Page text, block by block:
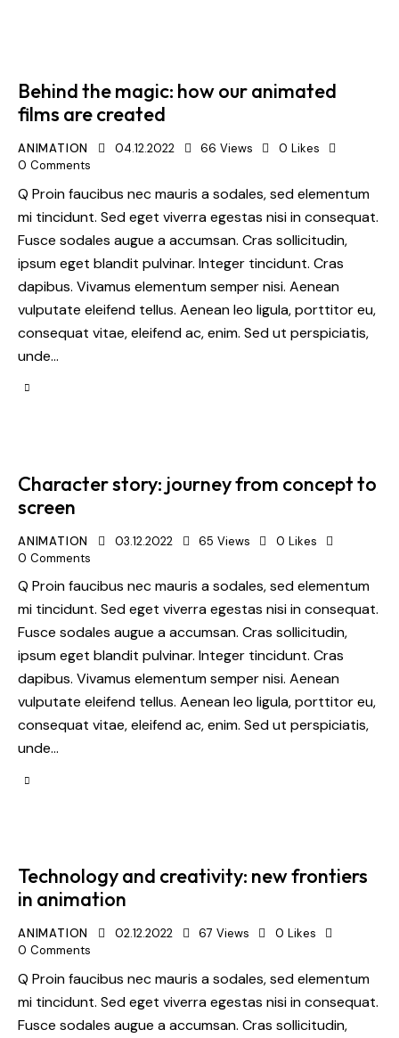
Behind the magic: how our animated
films are created
ANIMATION 04.12.2022 66 Views 0 Likes
0 Comments
Q Proin faucibus nec mauris a sodales, sed elementum
mi tincidunt. Sed eget viverra egestas nisi in consequat.
Fusce sodales augue a accumsan. Cras sollicitudin,
ipsum eget blandit pulvinar. Integer tincidunt. Cras
dapibus. Vivamus elementum semper nisi. Aenean
vulputate eleifend tellus. Aenean leo ligula, porttitor eu,
consequat vitae, eleifend ac, enim. Sed ut perspiciatis,
unde…
Character story: journey from concept to
screen
ANIMATION 03.12.2022 65 Views 0 Likes
0 Comments
Q Proin faucibus nec mauris a sodales, sed elementum
mi tincidunt. Sed eget viverra egestas nisi in consequat.
Fusce sodales augue a accumsan. Cras sollicitudin,
ipsum eget blandit pulvinar. Integer tincidunt. Cras
dapibus. Vivamus elementum semper nisi. Aenean
vulputate eleifend tellus. Aenean leo ligula, porttitor eu,
consequat vitae, eleifend ac, enim. Sed ut perspiciatis,
unde…
Technology and creativity: new frontiers
in animation
ANIMATION 02.12.2022 67 Views 0 Likes
0 Comments
Q Proin faucibus nec mauris a sodales, sed elementum
mi tincidunt. Sed eget viverra egestas nisi in consequat.
Fusce sodales augue a accumsan. Cras sollicitudin,